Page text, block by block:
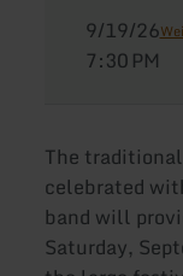
9/19/26
7:30 PM
The
celebrated
band will
Saturday,